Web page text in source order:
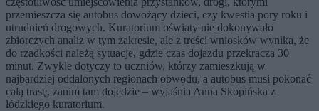
przemieszcza się autobus dowożący dzieci, czy kwestia pory roku i
utrudnień drogowych. Kuratorium oświaty nie dokonywało
zbiorczych analiz w tym zakresie, ale z treści wniosków wynika, że
do rzadkości należą sytuacje, gdzie czas dojazdu przekracza 30
minut. Zwykle dotyczy to uczniów, którzy zamieszkują w
najbardziej oddalonych regionach obwodu, a autobus musi pokonać
całą trasę, zanim tam dojedzie – wyjaśnia Anna Skopińska z
łódzkiego kuratorium.